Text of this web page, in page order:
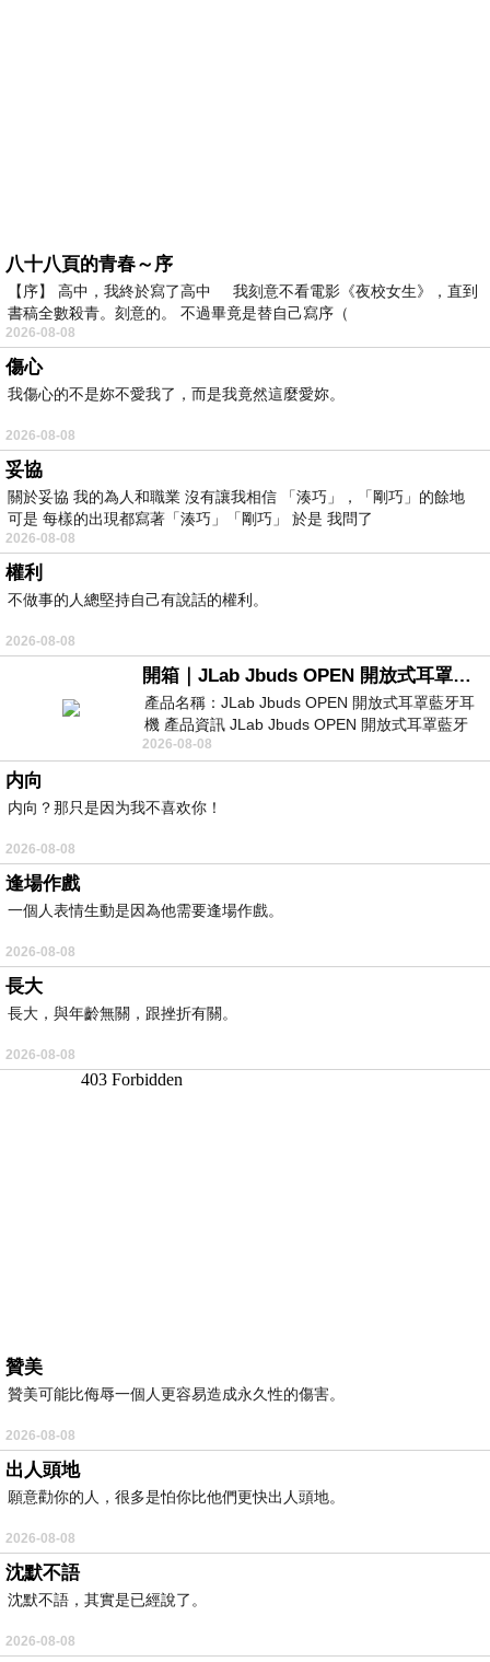
八十八頁的青春～序
【序】 高中，我終於寫了高中 我刻意不看電影《夜校女生》，直到
書稿全數殺青。刻意的。 不過畢竟是替自己寫序（
2026-08-08
傷心
我傷心的不是妳不愛我了，而是我竟然這麼愛妳。
2026-08-08
妥協
關於妥協 我的為人和職業 沒有讓我相信 「湊巧」，「剛巧」的餘地
可是 每樣的出現都寫著「湊巧」「剛巧」 於是 我問了
2026-08-08
權利
不做事的人總堅持自己有說話的權利。
2026-08-08
開箱｜JLab Jbuds OPEN 開放式耳罩藍牙耳機 - 設計美學，輕巧、透氣、環境音全物理達成！
產品名稱：JLab Jbuds OPEN 開放式耳罩藍牙耳
機 產品資訊 JLab Jbuds OPEN 開放式耳罩藍牙
耳機評語：非常有特色，值得喜愛美型工
2026-08-08
内向
内向？那只是因为我不喜欢你！
2026-08-08
逢場作戲
一個人表情生動是因為他需要逢場作戲。
2026-08-08
長大
長大，與年齡無關，跟挫折有關。
2026-08-08
贊美
贊美可能比侮辱一個人更容易造成永久性的傷害。
2026-08-08
出人頭地
願意勸你的人，很多是怕你比他們更快出人頭地。
2026-08-08
沈默不語
沈默不語，其實是已經說了。
2026-08-08